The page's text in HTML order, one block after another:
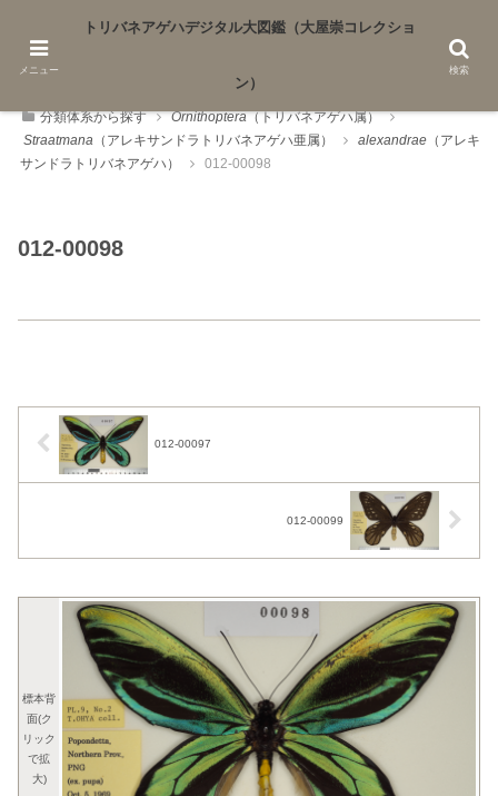
香川大学農学部安井研究室著作物
分類体系から探す Ornithoptera（トリバネアゲハ属）
Straatmana （アレキサンドラトリバネアゲハ亜属） alexandrae （アレキ
サンドラトリバネアゲハ）
012-00098
012-00098
012-00097
012-00099
標本背
面(ク
リック
で拡
大)
メニュー
トリバネアゲハデジタル大図鑑（大屋崇コレクショ
ン）
検索